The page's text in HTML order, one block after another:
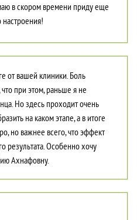
в скором времени приду еще
настроения!
от вашей клиники. Боль
при этом, раньше я не
Но здесь проходит очень
на каком этапе, а в итоге
но важнее всего, что эффект
результата. Особенно хочу
Ахнафовну.